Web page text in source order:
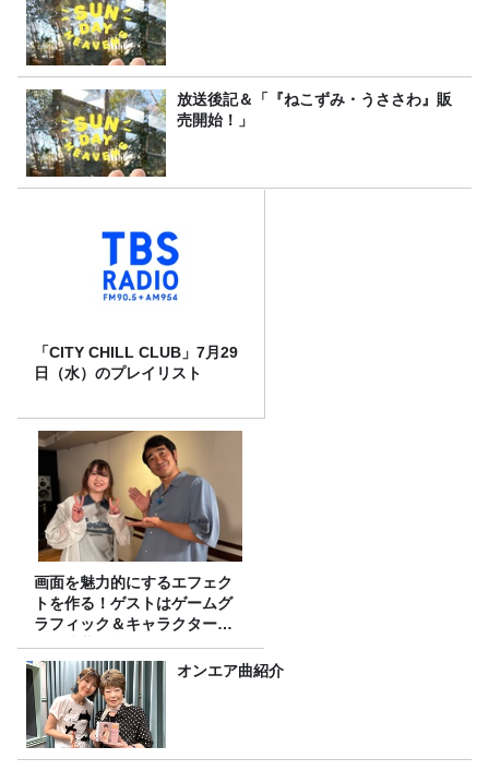
放送後記＆「『ねこずみ・うささわ』販
売開始！」
「CITY CHILL CLUB」7月29
日（水）のプレイリスト
画面を魅力的にするエフェク
トを作る！ゲストはゲームグ
ラフィック＆キャラクター専
攻の遠藤里桜さん！
オンエア曲紹介